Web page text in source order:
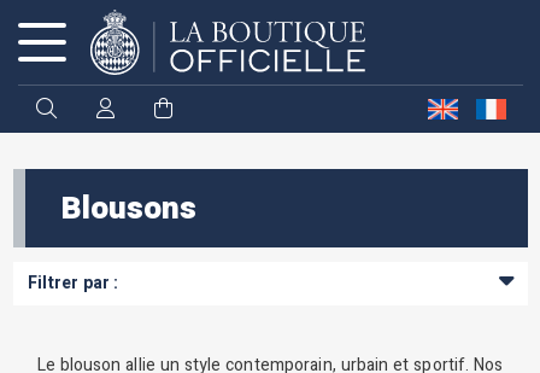
Blousons
Filtrer par :
Le blouson allie un style contemporain, urbain et sportif. Nos
Cookies management panel